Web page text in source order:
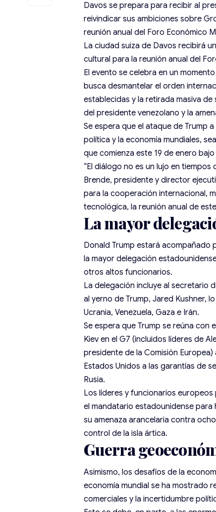
Davos se prepara para recibir al
reivindicar sus ambiciones sobre
reunión anual del Foro Económico
La ciudad suiza de Davos recibirá
cultural para la reunión anual del
El evento se celebra en un
busca desmantelar el orden
establecidas y la retirada masiva
del presidente venezolano y la
Se espera que el ataque de Trump
política y la economía mundiales,
que comienza este 19 de enero bajo
“El diálogo no es un lujo en
Brende, presidente y director
para la cooperación internacional,
tecnológica, la reunión anual de
La mayor
Donald Trump estará acompañado
la mayor delegación
otros altos funcionarios.
La delegación incluye al secretario
al yerno de Trump, Jared Kushner,
Ucrania, Venezuela, Gaza e Irán.
Se espera que Trump se reúna con
Kiev en el G7 (incluidos líderes de
presidente de la Comisión
Estados Unidos a las garantías de
Rusia.
Los líderes y funcionarios
el mandatario estadounidense
suamenaza arancelaria contra
control de la isla ártica.
Guerra
Asimismo, los desafíos de la
economía mundial se ha mostrado
comerciales y la incertidumbre